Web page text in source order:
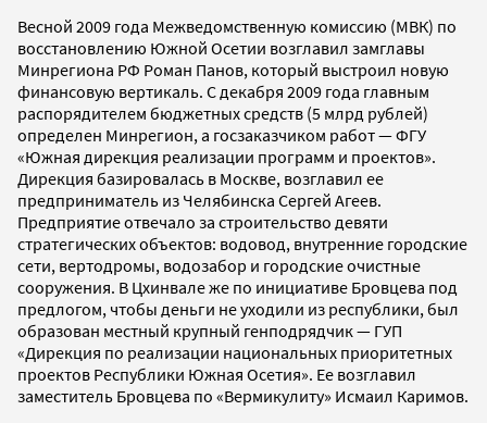
Весной 2009 года Межведомственную комиссию (МВК) по
восстановлению Южной Осетии возглавил замглавы
Минрегиона РФ Роман Панов, который выстроил новую
финансовую вертикаль. С декабря 2009 года главным
распорядителем бюджетных средств (5 млрд рублей)
определен Минрегион, а госзаказчиком работ — ФГУ
«Южная дирекция реализации программ и проектов».
Дирекция базировалась в Москве, возглавил ее
предприниматель из Челябинска Сергей Агеев.
Предприятие отвечало за строительство девяти
стратегических объектов: водовод, внутренние городские
сети, вертодромы, водозабор и городские очистные
сооружения. В Цхинвале же по инициативе Бровцева под
предлогом, чтобы деньги не уходили из республики, был
образован местный крупный генподрядчик — ГУП
«Дирекция по реализации национальных приоритетных
проектов Республики Южная Осетия». Ее возглавил
заместитель Бровцева по «Вермикулиту» Исмаил Каримов.